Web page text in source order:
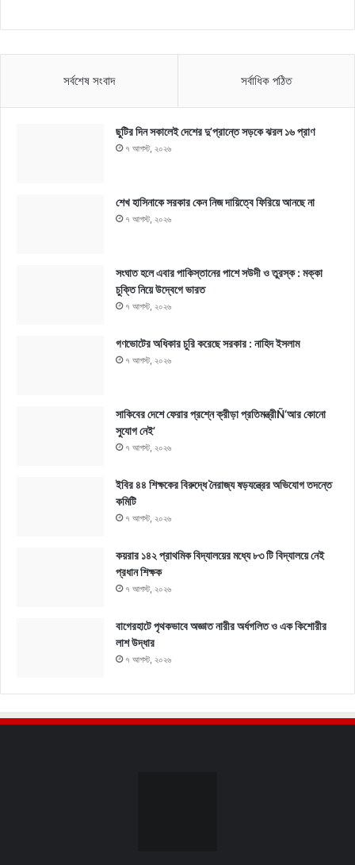
সর্বশেষ সংবাদ সর্বাধিক পঠিত
ছুটির দিন সকালেই দেশের দু’প্রান্তে সড়কে ঝরল ১৬ প্রাণ
৭ আগস্ট, ২০২৬
শেখ হাসিনাকে সরকার কেন নিজ দায়িত্বে ফিরিয়ে আনছে না
৭ আগস্ট, ২০২৬
সংঘাত হলে এবার পাকিস্তানের পাশে সউদী ও তুরস্ক : মক্কা
চুক্তি নিয়ে উদ্বেগে ভারত
৭ আগস্ট, ২০২৬
গণভোটের অধিকার চুরি করেছে সরকার : নাহিদ ইসলাম
৭ আগস্ট, ২০২৬
সাকিবের দেশে ফেরার প্রশ্নে ক্রীড়া প্রতিমন্ত্রীÑ‘আর কোনো
সুযোগ নেই’
৭ আগস্ট, ২০২৬
ইবির ৪৪ শিক্ষকের বিরুদ্ধে নৈরাজ্য ষড়যন্ত্রের অভিযোগ তদন্তে
কমিটি
৭ আগস্ট, ২০২৬
কয়রার ১৪২ প্রাথমিক বিদ্যালয়ের মধ্যে ৮৩ টি বিদ্যালয়ে নেই
প্রধান শিক্ষক
৭ আগস্ট, ২০২৬
বাগেরহাটে পৃথকভাবে অজ্ঞাত নারীর অর্ধগলিত ও এক কিশোরীর
লাশ উদ্ধার
৭ আগস্ট, ২০২৬